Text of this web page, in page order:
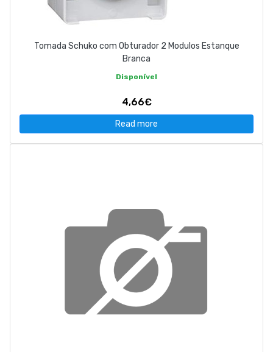
Tomada Schuko com Obturador 2 Modulos Estanque
Branca
Disponível
4,66€
Read more